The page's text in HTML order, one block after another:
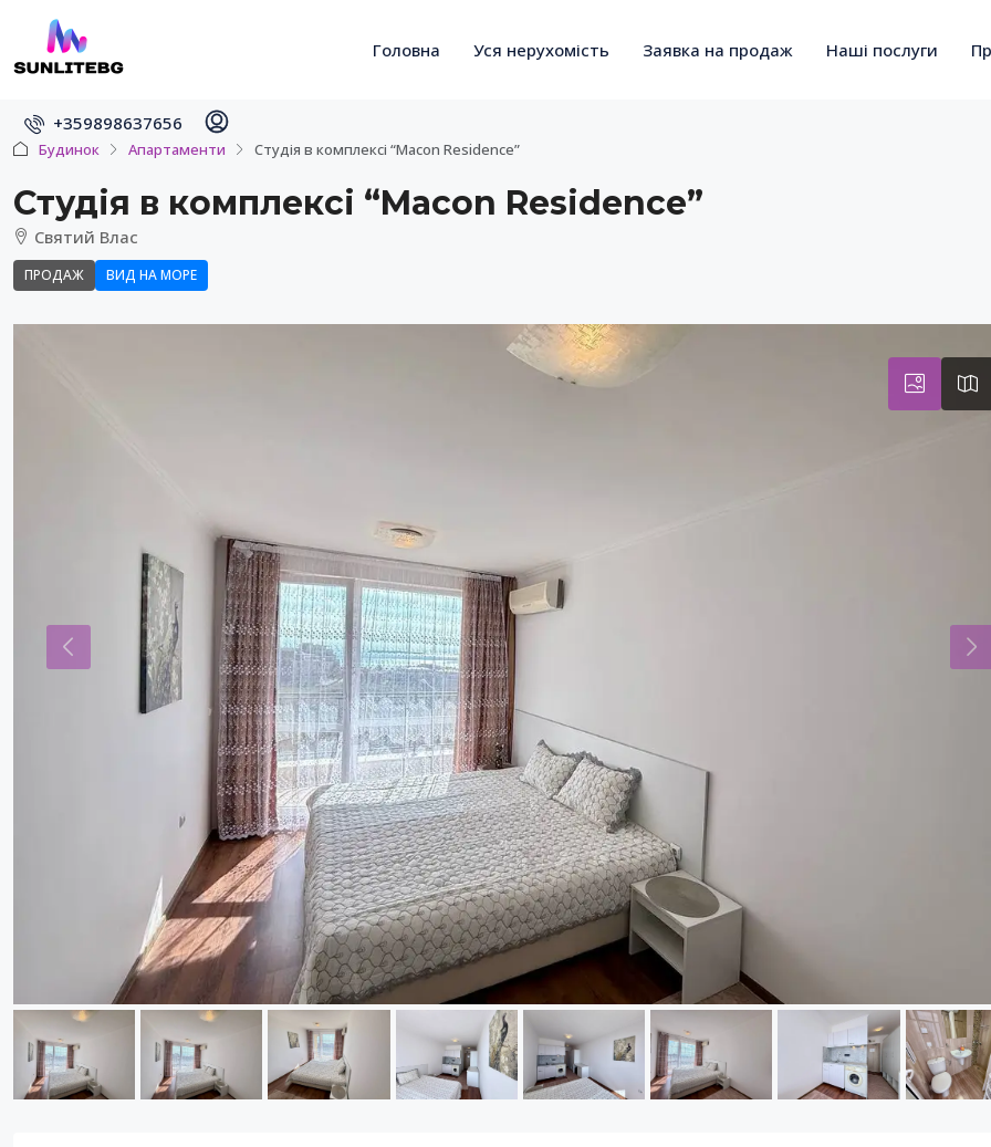
Головна Уся нерухомість Заявка на продаж Наші послуги
+359898637656
Будинок Апартаменти Студія в комплексі “Macon Residence”
Студія в комплексі “Macon Residence”
Святий Влас
ПРОДАЖ ВИД НА МОРЕ